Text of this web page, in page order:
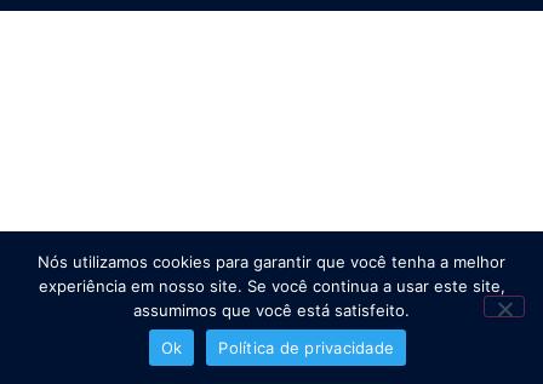
Nós utilizamos cookies para garantir que você tenha a melhor
experiência em nosso site. Se você continua a usar este site,
assumimos que você está satisfeito.
Ok
Política de privacidade